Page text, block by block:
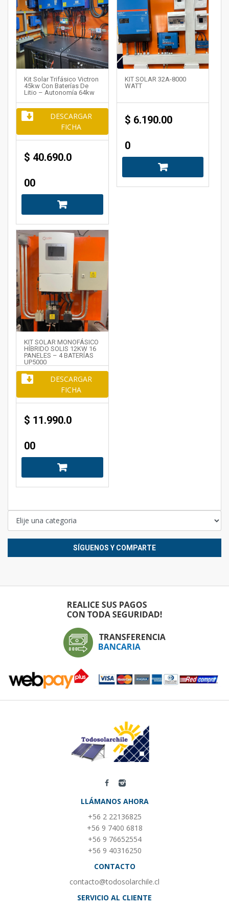
Kit Solar Trifásico Victron
45kw Con Baterías De
Litio – Autonomía 64kw
DESCARGAR
FICHA
$ 40.690.0
00
KIT SOLAR 32A-8000
WATT
$ 6.190.00
0
KIT SOLAR MONOFÁSICO
HÍBRIDO SOLIS 12KW 16
PANELES – 4 BATERÍAS
UP5000
DESCARGAR
FICHA
$ 11.990.0
00
SÍGUENOS Y COMPARTE
LLÁMANOS AHORA
+56 2 22136825
+56 9 7400 6818
+56 9 76652554
+56 9 40316250
CONTACTO
contacto@todosolarchile.cl
SERVICIO AL CLIENTE